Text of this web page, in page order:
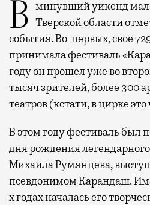
В минувший уикенд маленькая Старица в Тверской области
события. Во-первых, свое
принимала фестиваль
году он прошел уже во
тысяч зрителей, более 300
театров (кстати, в цирке
В этом году фестиваль был
дня рождения легендарного
Михаила Румянцева,
псевдонимом Карандаш.
х годах началась его